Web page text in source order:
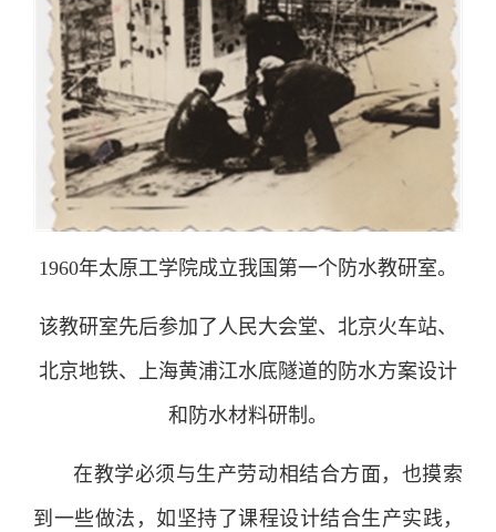
1960年太原工学院成立我国第一个防水教研室。
该教研室先后参加了人民大会堂、北京火车站、
北京地铁、上海黄浦江水底隧道的防水方案设计
和防水材料研制。
在教学必须与生产劳动相结合方面，也摸索
到一些做法，如坚持了课程设计结合生产实践，